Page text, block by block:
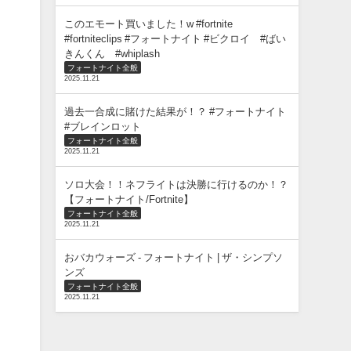
このエモート買いました！w #fortnite
#fortniteclips #フォートナイト #ビクロイ #ばい
きんくん #whiplash
フォートナイト全般
2025.11.21
過去一合成に賭けた結果が！？ #フォートナイト
#ブレインロット
フォートナイト全般
2025.11.21
ソロ大会！！ネフライトは決勝に行けるのか！？
【フォートナイト/Fortnite】
フォートナイト全般
2025.11.21
おバカウォーズ - フォートナイト | ザ・シンプソ
ンズ
フォートナイト全般
2025.11.21